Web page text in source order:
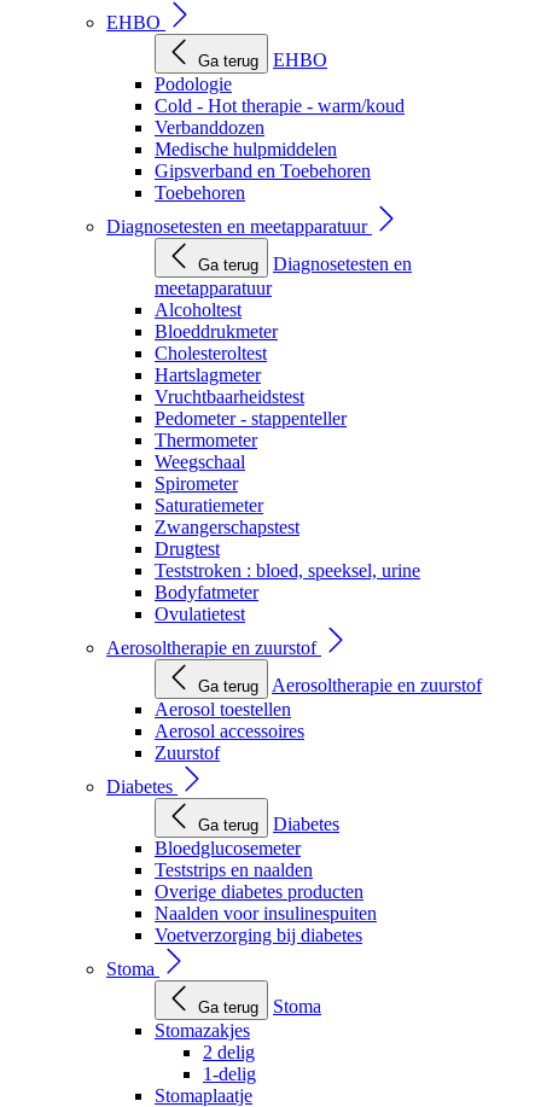
EHBO
Ga terug
EHBO
Podologie
Cold - Hot therapie - warm/koud
Verbanddozen
Medische hulpmiddelen
Gipsverband en Toebehoren
Toebehoren
Diagnosetesten en meetapparatuur
Ga terug
Diagnosetesten en
meetapparatuur
Alcoholtest
Bloeddrukmeter
Cholesteroltest
Hartslagmeter
Vruchtbaarheidstest
Pedometer - stappenteller
Thermometer
Weegschaal
Spirometer
Saturatiemeter
Zwangerschapstest
Drugtest
Teststroken : bloed, speeksel, urine
Bodyfatmeter
Ovulatietest
Aerosoltherapie en zuurstof
Ga terug
Aerosoltherapie en zuurstof
Aerosol toestellen
Aerosol accessoires
Zuurstof
Diabetes
Ga terug
Diabetes
Bloedglucosemeter
Teststrips en naalden
Overige diabetes producten
Naalden voor insulinespuiten
Voetverzorging bij diabetes
Stoma
Ga terug
Stoma
Stomazakjes
2 delig
1-delig
Stomaplaatje